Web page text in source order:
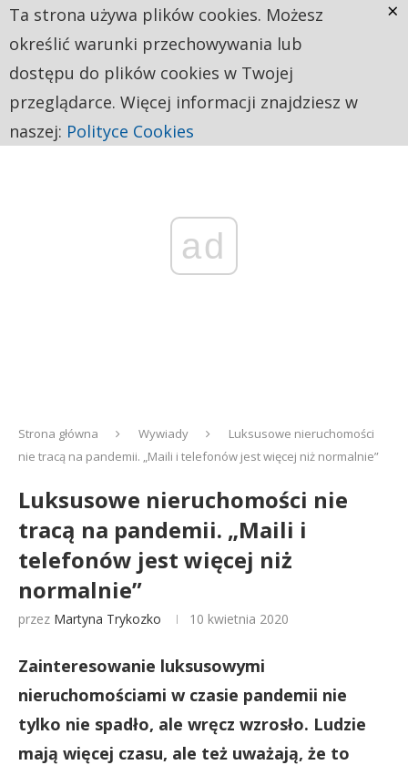
ad
Strona główna Wywiady
Luksusowe nieruchomości
nie tracą na pandemii. „Maili i telefonów jest więcej niż normalnie”
Luksusowe nieruchomości nie
tracą na pandemii. „Maili i
telefonów jest więcej niż
normalnie”
przez Martyna Trykozko 10 kwietnia 2020
Zainteresowanie luksusowymi
nieruchomościami w czasie pandemii nie
tylko nie spadło, ale wręcz wzrosło. Ludzie
mają więcej czasu, ale też uważają, że to
Ta strona używa plików cookies. Możesz
określić warunki przechowywania lub
dostępu do plików cookies w Twojej
przeglądarce. Więcej informacji znajdziesz w
naszej: Polityce Cookies
×